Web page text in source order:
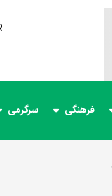
فرهنگی سرگرمی